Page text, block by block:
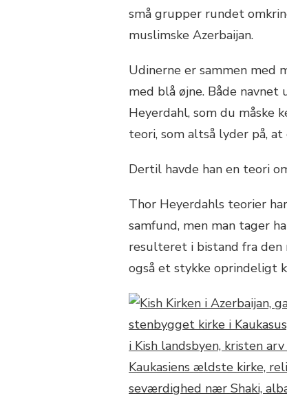
små grupper rundet
muslimske Azerbaijan.
Udinerne er sammen med
med blå øjne. Både navnet
Heyerdahl, som du måske
teori, som altså lyder på,
Dertil havde han en teori
Thor Heyerdahls teorier
samfund, men man tager
resulteret i bistand fra den
også et stykke oprindeligt